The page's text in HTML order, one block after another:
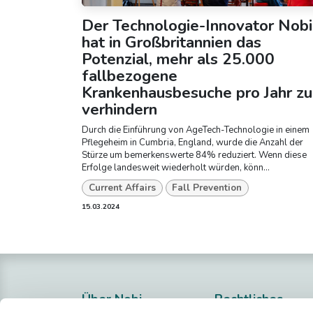
Der Technologie-Innovator Nobi
hat in Großbritannien das
Potenzial, mehr als 25.000
fallbezogene
Krankenhausbesuche pro Jahr zu
verhindern
Durch die Einführung von AgeTech-Technologie in einem
Pflegeheim in Cumbria, England, wurde die Anzahl der
Stürze um bemerkenswerte 84% reduziert. Wenn diese
Erfolge landesweit wiederholt würden, könn...
Current Affairs Fall Prevention
15.03.2024
Über Nobi Rechtliches